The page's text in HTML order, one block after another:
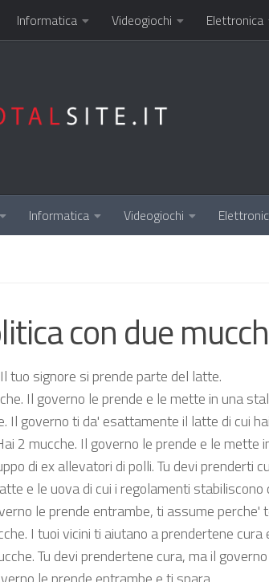
Informatica Videogiochi Elettronica
Informatica Videogiochi
con due
tuo signore si prende parte del latte.
Il governo le prende e le mette in una
Il governo ti da' esattamente il latte di cui
2 mucche. Il governo le prende e le
di ex allevatori di polli. Tu devi prenderti
e le uova di cui i regolamenti stabiliscono
le prende entrambe, ti assume perche'
I tuoi vicini ti aiutano a prendertene
Tu devi prendertene cura, ma il